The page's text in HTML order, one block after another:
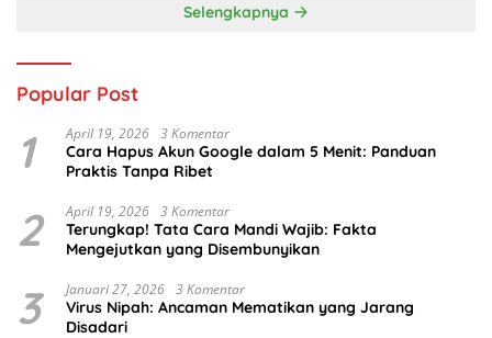
Selengkapnya
Popular Post
1 April 19, 2026 3 Komentar
Cara Hapus Akun Google dalam 5 Menit: Panduan
Praktis Tanpa Ribet
2 April 19, 2026 3 Komentar
Terungkap! Tata Cara Mandi Wajib: Fakta
Mengejutkan yang Disembunyikan
3 Januari 27, 2026 3 Komentar
Virus Nipah: Ancaman Mematikan yang Jarang
Disadari